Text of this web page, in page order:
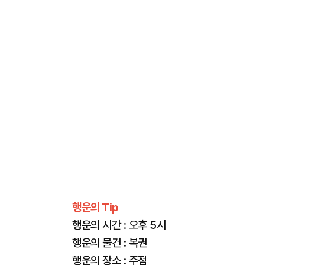
행운의 Tip
행운의 시간 : 오후 5시
행운의 물건 : 복권
행운의 장소 : 주점